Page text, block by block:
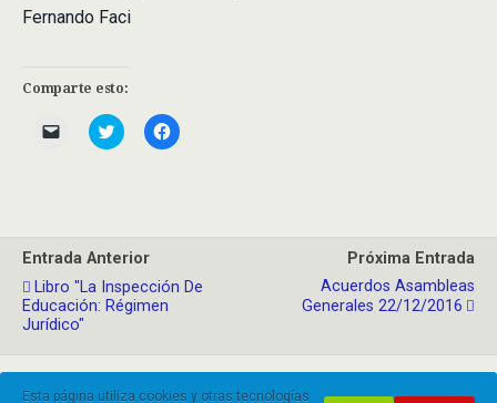
Fernando Faci
Comparte esto:
r
e
n
v
i
u
n
H
a
r
c
o
m
t
i
H
a
c
t
Entrada Anterior
Libro "La Inspección De
Educación: Régimen
Jurídico"
Próxima Entrada
Acuerdos Asambleas
Generales 22/12/2016
Esta página utiliza cookies y otras tecnologías